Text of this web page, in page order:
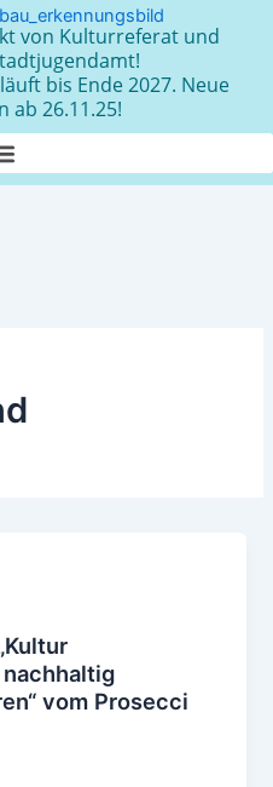
von Kulturreferat und
bis Ende 2027. Neue
ab 26.11.25!
nachhaltig
vom Prosecci